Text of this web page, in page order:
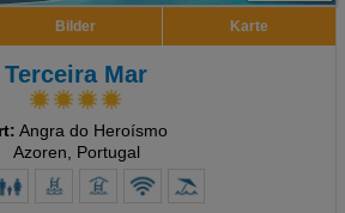
Bilder Karte
Terceira Mar
Angra do Heroísmo
Azoren, Portugal